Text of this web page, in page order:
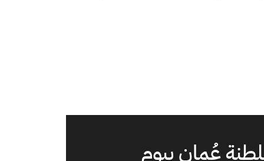
عُمان بيوم